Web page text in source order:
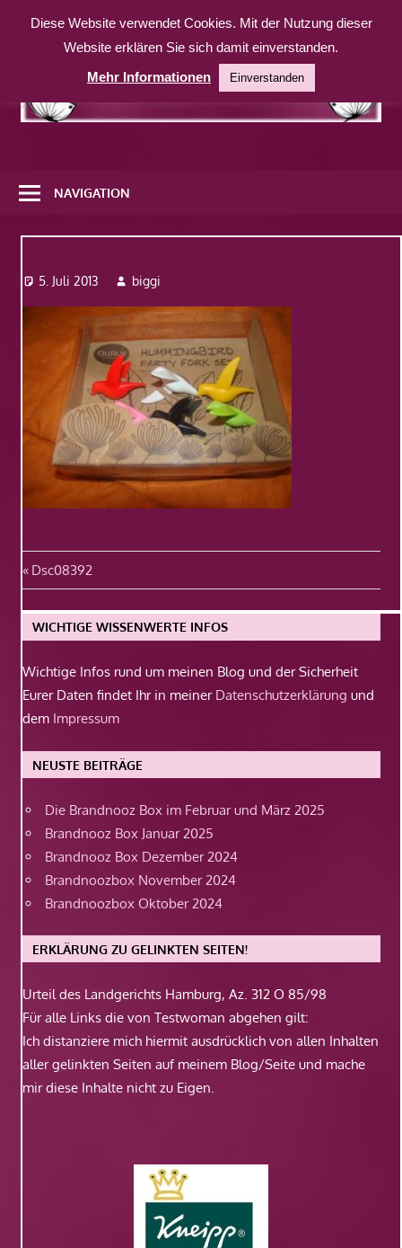
Inhalt
weitere
Website
NAVIGATION
5. Juli 2013 biggi
Beitragsnavigation
Vorheriger
Beitrag:
Dsc08392
WICHTIGE WISSENWERTE INFOS
Wichtige Infos rund um meinen Blog und der Sicherheit
Eurer Daten findet Ihr in meiner Datenschutzerklärung und
dem Impressum
NEUSTE BEITRÄGE
Die Brandnooz Box im Februar und März 2025
Brandnooz Box Januar 2025
Brandnooz Box Dezember 2024
Brandnoozbox November 2024
Brandnoozbox Oktober 2024
ERKLÄRUNG ZU GELINKTEN SEITEN!
Urteil des Landgerichts Hamburg, Az. 312 O 85/98
Für alle Links die von Testwoman abgehen gilt:
Ich distanziere mich hiermit ausdrücklich von allen Inhalten
aller gelinkten Seiten auf meinem Blog/Seite und mache
mir diese Inhalte nicht zu Eigen.
Diese Website verwendet Cookies. Mit der Nutzung dieser
Website erklären Sie sich damit einverstanden.
Mehr Informationen
Einverstanden